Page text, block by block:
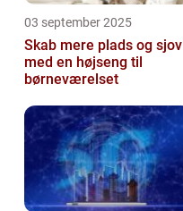
03 september 2025
Skab mere plads og sjov
med en højseng til
børneværelset